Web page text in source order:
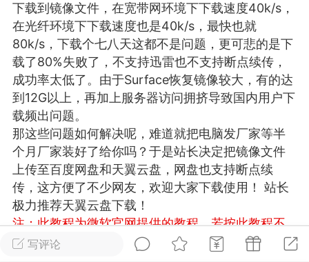
问答 闲谈 官方
任务 排行 历史
网络
VIP 7
29 21:24
电脑端 Surface Laptop Go 2
Laptop Go 2镜像
网盘下载
Laptop Go 2 i5/8/128 – Windows
写评论
下载到镜像文件，在宽带网环境下下载速度40k/s，
在光纤环境下下载速度也是40k/s，最快也就
80k/s，下载个七八天这都不是问题，更可悲的是下
载了80%失败了，不支持迅雷也不支持断点续传，
成功率太低了。由于Surface恢复镜像较大，有的达
到12G以上，再加上服务器访问拥挤导致国内用户下
载频出问题。
那这些问题如何解决呢，难道就把电脑发厂家等半
个月厂家装好了给你吗？于是站长决定把镜像文件
上传至百度网盘和天翼云盘，网盘也支持断点续
传，这方便了不少网友，欢迎大家下载使用！ 站长
极力推荐天翼云盘下载！
注：此教程为微软官网提供的教程，若按此教程不
能完成恢复，可以联系站长付费协助解决，QQ：